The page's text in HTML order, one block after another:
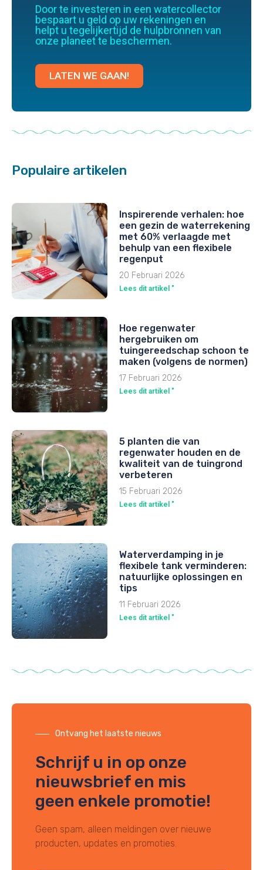
Door te investeren in een watercollector
bespaart u geld op uw rekeningen en
helpt u tegelijkertijd de hulpbronnen van
onze planeet te beschermen.
LATEN WE GAAN!
Populaire artikelen
Inspirerende verhalen: hoe
een gezin de waterrekening
met 60% verlaagde met
behulp van een flexibele
regenput
20 Februari 2026
Lees dit artikel "
Hoe regenwater
hergebruiken om
tuingereedschap schoon te
maken (volgens de normen)
17 Februari 2026
Lees dit artikel "
5 planten die van
regenwater houden en de
kwaliteit van de tuingrond
verbeteren
15 Februari 2026
Lees dit artikel "
Waterverdamping in je
flexibele tank verminderen:
natuurlijke oplossingen en
tips
11 Februari 2026
Lees dit artikel "
Ontvang het laatste nieuws
Schrijf u in op onze
nieuwsbrief en mis
geen enkele promotie!
Geen spam, alleen meldingen over nieuwe
producten, updates en promoties.